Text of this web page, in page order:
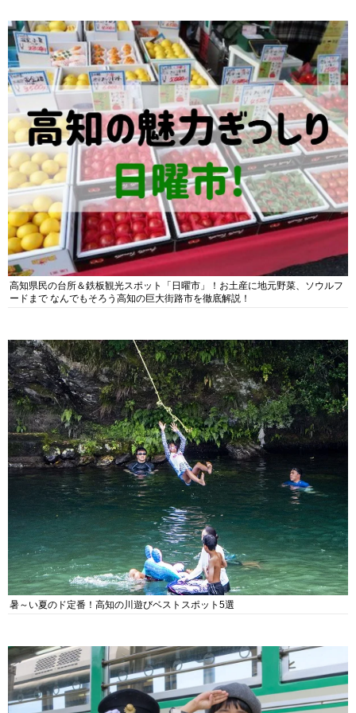
高知県民の台所＆鉄板観光スポット「日曜市」！お土産に地元野菜、ソウルフ
ードまで なんでもそろう高知の巨大街路市を徹底解説！
暑～い夏のド定番！高知の川遊びベストスポット5選